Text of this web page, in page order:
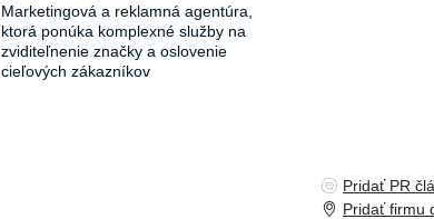
Marketingová a reklamná agentúra,
ktorá ponúka komplexné služby na
zviditeľnenie značky a oslovenie
cieľových zákazníkov
Pridať PR
Pridať firmu